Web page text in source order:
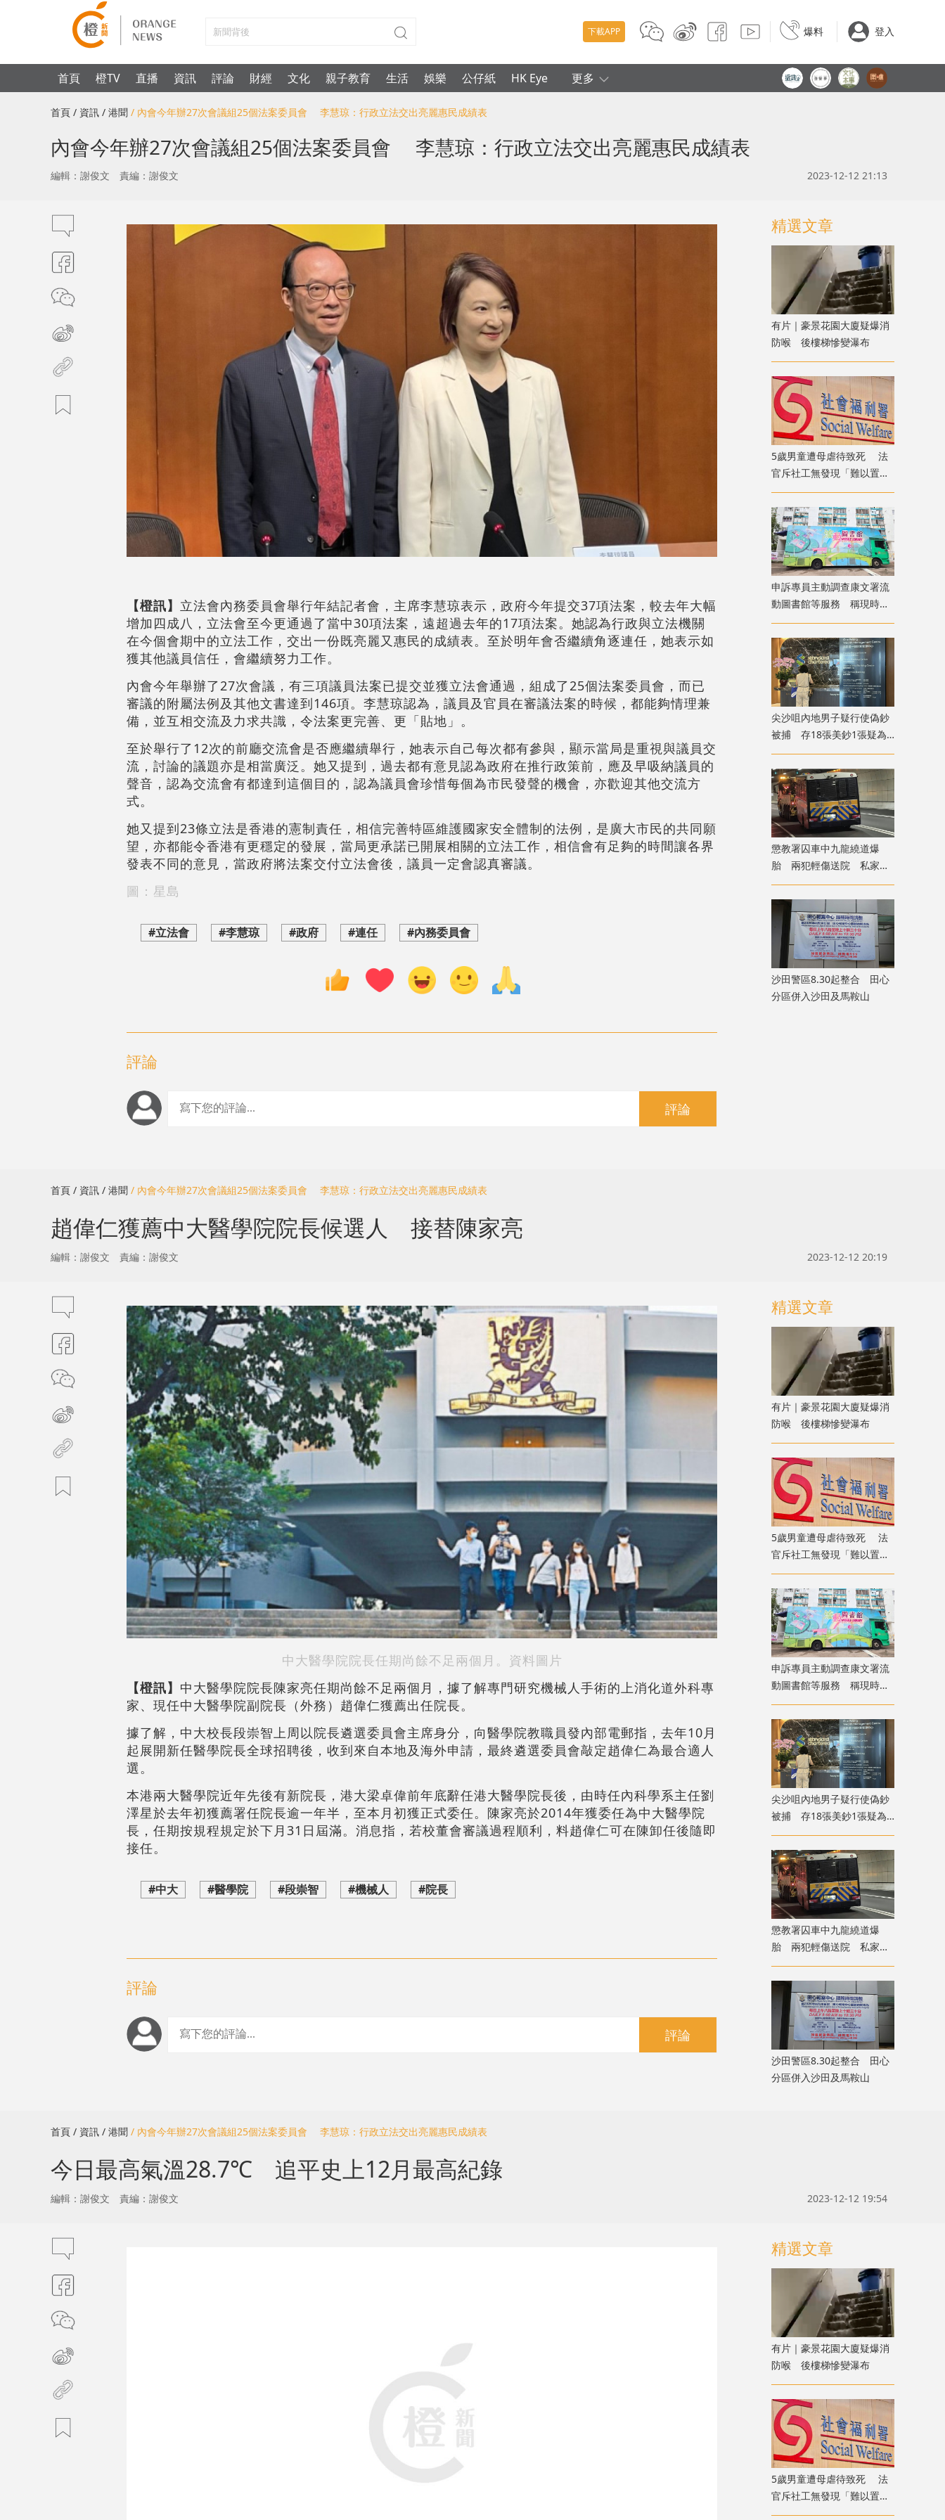
下載APP 爆料 登入
首頁 橙TV 直播 資訊 評論 財經 文化 親子教育 生活 娛樂 公仔紙 HK Eye 更多
首頁 / 資訊 / 港聞 / 內會今年辦27次會議組25個法案委員會 李慧琼：行政立法交出亮麗惠民成績表
內會今年辦27次會議組25個法案委員會 李慧琼：行政立法交出亮麗惠民成績表
編輯：謝俊文 責編：謝俊文 2023-12-12 21:13
【橙訊】 立法會內務委員會舉行年結記者會，主席李慧琼表示，政府今年提交37項法案，較去年大幅
增加四成八，立法會至今更通過了當中30項法案，遠超過去年的17項法案。她認為行政與立法機關
在今個會期中的立法工作，交出一份既亮麗又惠民的成績表。至於明年會否繼續角逐連任，她表示如
獲其他議員信任，會繼續努力工作。
內會今年舉辦了27次會議，有三項議員法案已提交並獲立法會通過，組成了25個法案委員會，而已
審議的附屬法例及其他文書達到146項。李慧琼認為，議員及官員在審議法案的時候，都能夠情理兼
備，並互相交流及力求共識，令法案更完善、更「貼地」。
至於舉行了12次的前廳交流會是否應繼續舉行，她表示自己每次都有參與，顯示當局是重視與議員交
流，討論的議題亦是相當廣泛。她又提到，過去都有意見認為政府在推行政策前，應及早吸納議員的
聲音，認為交流會有都達到這個目的，認為議員會珍惜每個為市民發聲的機會，亦歡迎其他交流方
式。
她又提到23條立法是香港的憲制責任，相信完善特區維護國家安全體制的法例，是廣大市民的共同願
望，亦都能令香港有更穩定的發展，當局更承諾已開展相關的立法工作，相信會有足夠的時間讓各界
發表不同的意見，當政府將法案交付立法會後，議員一定會認真審議。
圖：星島
#立法會 #李慧琼 #政府 #連任 #內務委員會
評論
評論
精選文章
有片｜豪景花園大廈疑爆消
防喉 後樓梯慘變瀑布
5歲男童遭母虐待致死 法
官斥社工無發現「難以置信
」 議員：全面檢討刻不容
緩
申訴專員主動調查康文署流
動圖書館等服務 稱現時使
用人次參差
尖沙咀內地男子疑行使偽鈔
被捕 存18張美鈔1張疑為
假
懲教署囚車中九龍繞道爆
胎 兩犯輕傷送院 私家車
疑遭殃及泵把損毀
沙田警區8.30起整合 田心
分區併入沙田及馬鞍山
首頁 / 資訊 / 港聞 / 內會今年辦27次會議組25個法案委員會 李慧琼：行政立法交出亮麗惠民成績表
趙偉仁獲薦中大醫學院院長候選人 接替陳家亮
編輯：謝俊文 責編：謝俊文 2023-12-12 20:19
中大醫學院院長任期尚餘不足兩個月。資料圖片
【橙訊】 中大醫學院院長陳家亮任期尚餘不足兩個月，據了解專門研究機械人手術的上消化道外科專
家、現任中大醫學院副院長（外務）趙偉仁獲薦出任院長。
據了解，中大校長段崇智上周以院長遴選委員會主席身分，向醫學院教職員發內部電郵指，去年10月
起展開新任醫學院長全球招聘後，收到來自本地及海外申請，最終遴選委員會敲定趙偉仁為最合適人
選。
本港兩大醫學院近年先後有新院長，港大梁卓偉前年底辭任港大醫學院長後，由時任內科學系主任劉
澤星於去年初獲薦署任院長逾一年半，至本月初獲正式委任。陳家亮於2014年獲委任為中大醫學院
長，任期按規程規定於下月31日屆滿。消息指，若校董會審議過程順利，料趙偉仁可在陳卸任後隨即
接任。
#中大 #醫學院 #段崇智 #機械人 #院長
評論
評論
精選文章
有片｜豪景花園大廈疑爆消
防喉 後樓梯慘變瀑布
5歲男童遭母虐待致死 法
官斥社工無發現「難以置信
」 議員：全面檢討刻不容
緩
申訴專員主動調查康文署流
動圖書館等服務 稱現時使
用人次參差
尖沙咀內地男子疑行使偽鈔
被捕 存18張美鈔1張疑為
假
懲教署囚車中九龍繞道爆
胎 兩犯輕傷送院 私家車
疑遭殃及泵把損毀
沙田警區8.30起整合 田心
分區併入沙田及馬鞍山
首頁 / 資訊 / 港聞 / 內會今年辦27次會議組25個法案委員會 李慧琼：行政立法交出亮麗惠民成績表
今日最高氣溫28.7℃ 追平史上12月最高紀錄
編輯：謝俊文 責編：謝俊文 2023-12-12 19:54
精選文章
有片｜豪景花園大廈疑爆消
防喉 後樓梯慘變瀑布
5歲男童遭母虐待致死 法
官斥社工無發現「難以置信
」 議員：全面檢討刻不容